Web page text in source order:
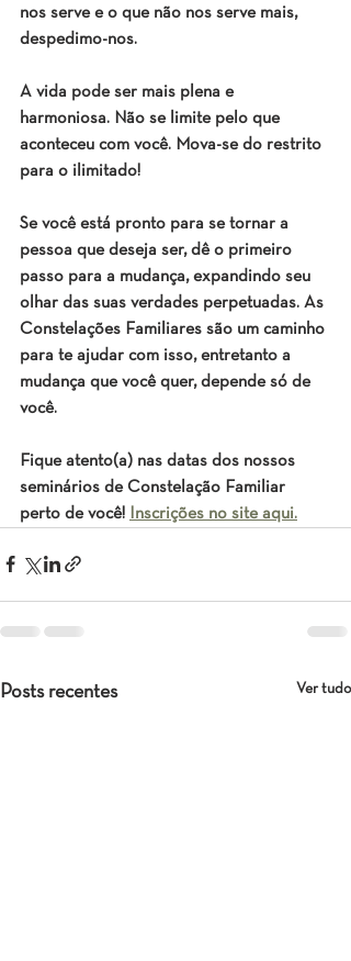
nos serve e o que não nos serve mais,
despedimo-nos.
A vida pode ser mais plena e
harmoniosa. Não se limite pelo que
aconteceu com você. Mova-se do restrito
para o ilimitado!
Se você está pronto para se tornar a
pessoa que deseja ser, dê o primeiro
passo para a mudança, expandindo seu
olhar das suas verdades perpetuadas. As
Constelações Familiares são um caminho
para te ajudar com isso, entretanto a
mudança que você quer, depende só de
você.
Fique atento(a) nas datas dos nossos
seminários de Constelação Familiar
perto de você!
Inscrições no site aqui.
Posts recentes Ver tudo